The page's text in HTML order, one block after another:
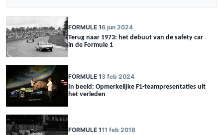
FORMULE 16 jun 2024
Terug naar 1973: het debuut van de safety car
in de Formule 1
FORMULE 13 feb 2024
In beeld: Opmerkelijke F1-teampresentaties uit
het verleden
FORMULE 111 feb 2018